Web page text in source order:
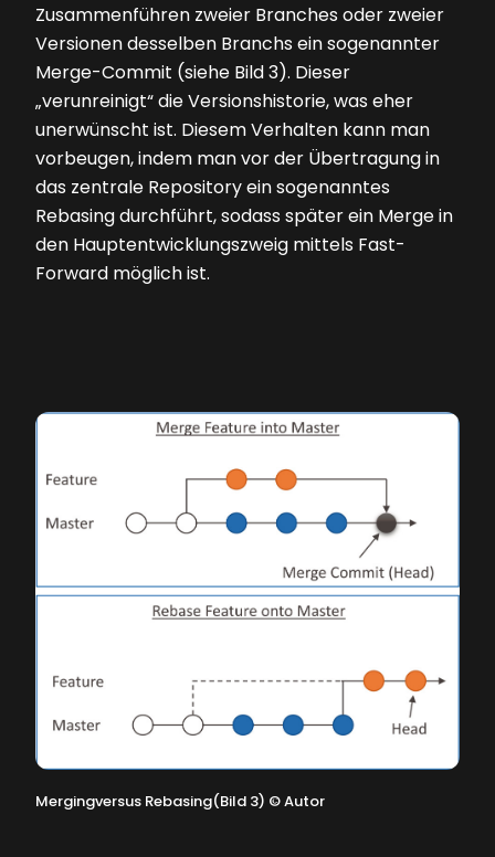
Zusammen­führen zweier Branches oder zweier
Versionen desselben ­Branchs ein sogenannter
Merge-Commit (siehe Bild 3). Dieser
„verunreinigt“ die Versionshistorie, was eher
unerwünscht ist. Diesem Verhalten kann man
vorbeugen, indem man vor der Übertragung in
das zentrale Repository ein sogenanntes
Rebasing durchführt, sodass später ein Merge in
den Hauptentwicklungszweig mittels Fast-
Forward möglich ist.
Mergingversus Rebasing(Bild 3) ©Autor